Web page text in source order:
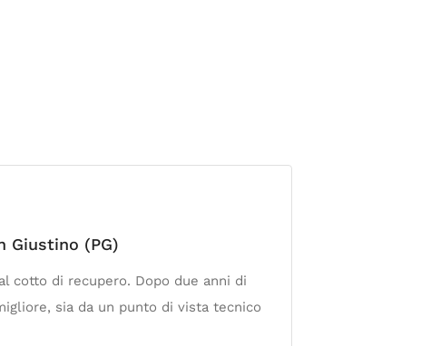
Giustino (PG)
cotto di recupero. Dopo due anni di
sia da un punto di vista tecnico